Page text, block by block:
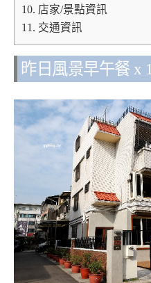
10. 店家/景點資訊
11. 交通資訊
昨日風景早午餐 x